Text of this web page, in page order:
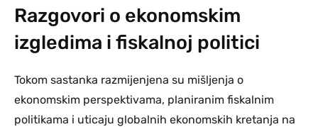
Razgovori o ekonomskim
izgledima i fiskalnoj politici
Tokom sastanka razmijenjena su mišljenja o
ekonomskim perspektivama, planiranim fiskalnim
politikama i uticaju globalnih ekonomskih kretanja na